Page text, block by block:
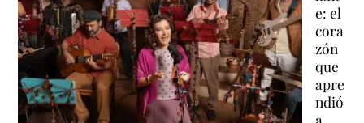
e: el
cora
zón
que
apre
ndió